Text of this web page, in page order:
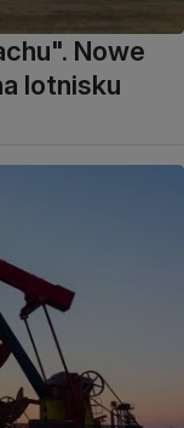
Nowe
lotnisku